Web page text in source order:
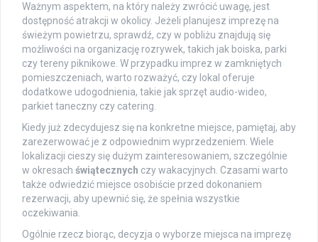
Ważnym aspektem, na który należy zwrócić uwagę, jest
dostępność atrakcji w okolicy. Jeżeli planujesz imprezę na
świeżym powietrzu, sprawdź, czy w pobliżu znajdują się
możliwości na organizację rozrywek, takich jak boiska, parki
czy tereny piknikowe. W przypadku imprez w zamkniętych
pomieszczeniach, warto rozważyć, czy lokal oferuje
dodatkowe udogodnienia, takie jak sprzęt audio-wideo,
parkiet taneczny czy catering.
Kiedy już zdecydujesz się na konkretne miejsce, pamiętaj, aby
zarezerwować je z odpowiednim wyprzedzeniem. Wiele
lokalizacji cieszy się dużym zainteresowaniem, szczególnie
w okresach świątecznych czy wakacyjnych. Czasami warto
także odwiedzić miejsce osobiście przed dokonaniem
rezerwacji, aby upewnić się, że spełnia wszystkie
oczekiwania.
Ogólnie rzecz biorąc, decyzja o wyborze miejsca na imprezę